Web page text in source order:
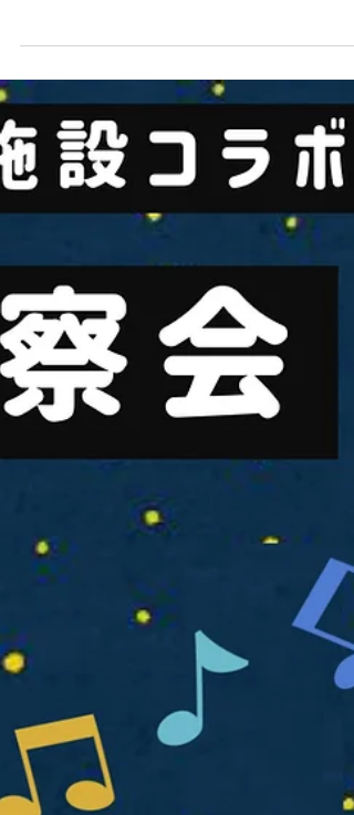
した。 今わたしたちが観光で島を訪れる方々に星
空を案内できているのも、おじーおばーがこの島
の自然と文化を大切にしてきたからこそです。
「星どころか月すらもう何年も見てないさー」...